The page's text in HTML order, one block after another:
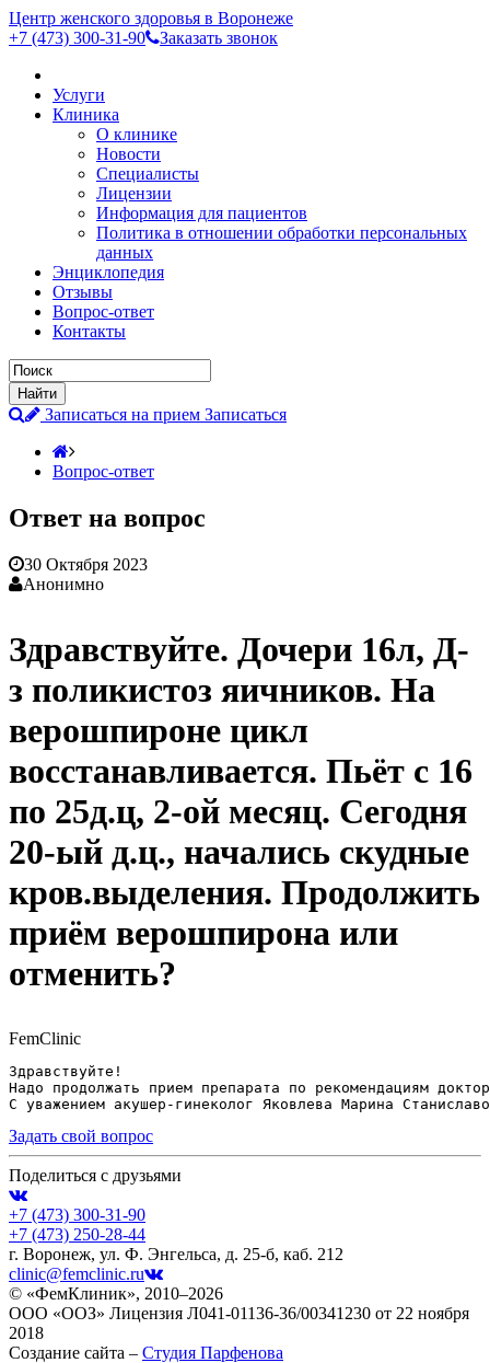
Центр женского здоровья в Воронеже
+7 (473) 300-31-90 Заказать звонок
Услуги
Клиника
О клинике
Новости
Специалисты
Лицензии
Информация для пациентов
Политика в отношении обработки персональных
данных
Энциклопедия
Отзывы
Вопрос-ответ
Контакты
Записаться на прием Записаться
Вопрос-ответ
Ответ на вопрос
30 Октября 2023
Анонимно
Здравствуйте. Дочери 16л, Д-
з поликистоз яичников. На
верошпироне цикл
восстанавливается. Пьёт с 16
по 25д.ц, 2-ой месяц. Сегодня
20-ый д.ц., начались скудные
кров.выделения. Продолжить
приём верошпирона или
отменить?
FemClinic
Здравствуйте!
Надо продолжать прием препарата по рекомендациям
С уважением акушер-гинеколог Яковлева Марина
Задать свой вопрос
Поделиться с друзьями
+7 (473) 300-31-90
+7 (473) 250-28-44
г. Воронеж, ул. Ф. Энгельса, д. 25-б, каб. 212
clinic@femclinic.ru
© «ФемКлиник», 2010–2026
ООО «ООЗ» Лицензия Л041-01136-36/00341230 от 22 ноября
2018
Создание сайта – Студия Парфенова